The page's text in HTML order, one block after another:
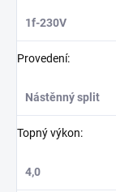
1f-230V
Provedení:
Nástěnný split
Topný výkon:
4,0